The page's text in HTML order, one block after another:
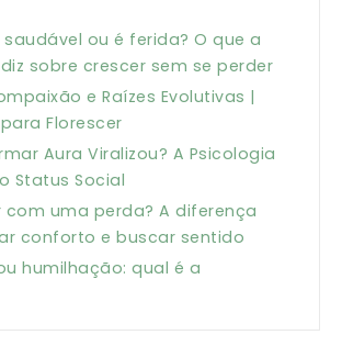
ou é ferida? O que a
sobre crescer sem se perder
e Raízes Evolutivas |
Florescer
Aura Viralizou? A Psicologia
Status Social
com uma perda? A diferença
conforto e buscar sentido
humilhação: qual é a